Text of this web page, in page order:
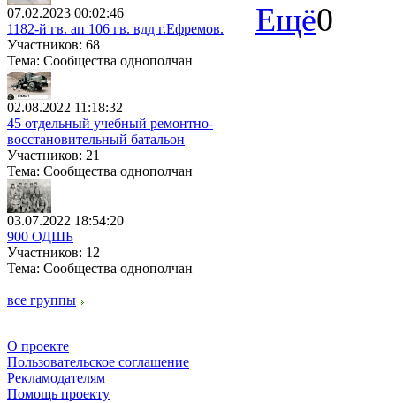
07.02.2023 00:02:46
1182-й гв. ап 106 гв. вдд г.Ефремов.
Участников: 68
Тема: Сообщества однополчан
02.08.2022 11:18:32
45 отдельный учебный ремонтно-
восстановительный батальон
Участников: 21
Тема: Сообщества однополчан
03.07.2022 18:54:20
900 ОДШБ
Участников: 12
Тема: Сообщества однополчан
все группы
О проекте
Пользовательское соглашение
Рекламодателям
Помощь проекту
Ещё0